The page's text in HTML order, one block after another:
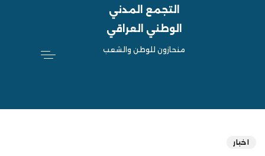
التجمع المدني
الوطني العراقي
منحازون للوطن والشعب
اخبار